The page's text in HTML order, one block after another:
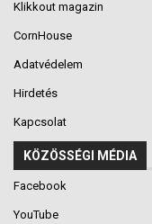
Klikkout magazin
CornHouse
Adatvédelem
Hirdetés
Kapcsolat
KÖZÖSSÉGI MÉDIA
Facebook
YouTube